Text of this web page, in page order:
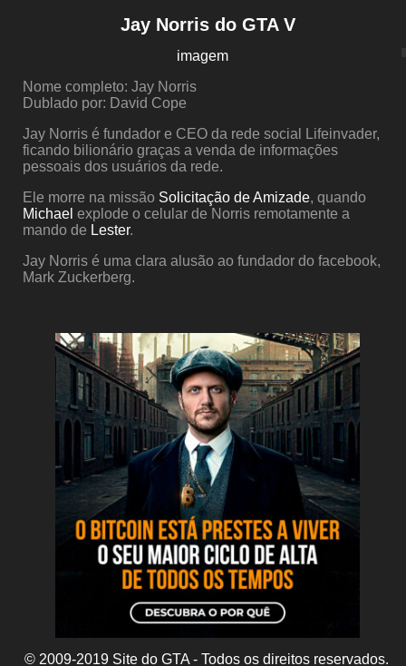
Jay Norris do GTA V
imagem
Nome completo: Jay Norris
Dublado por: David Cope
Jay Norris é fundador e CEO da rede social Lifeinvader,
ficando bilionário graças a venda de informações
pessoais dos usuários da rede.
Ele morre na missão Solicitação de Amizade, quando
Michael explode o celular de Norris remotamente a
mando de Lester.
Jay Norris é uma clara alusão ao fundador do facebook,
Mark Zuckerberg.
© 2009-2019 Site do GTA - Todos os direitos reservados.